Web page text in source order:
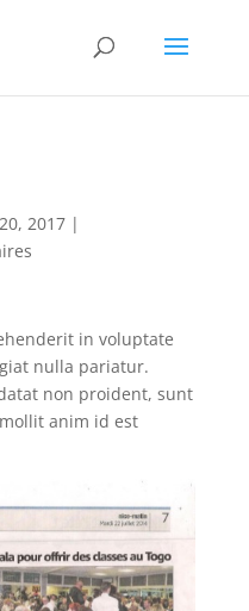
2017|
in voluptate
nulla pariatur.
non proident, sunt
anim id est